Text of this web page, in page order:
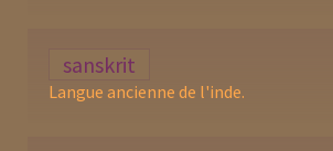
sanskrit
Langue ancienne de l'inde.